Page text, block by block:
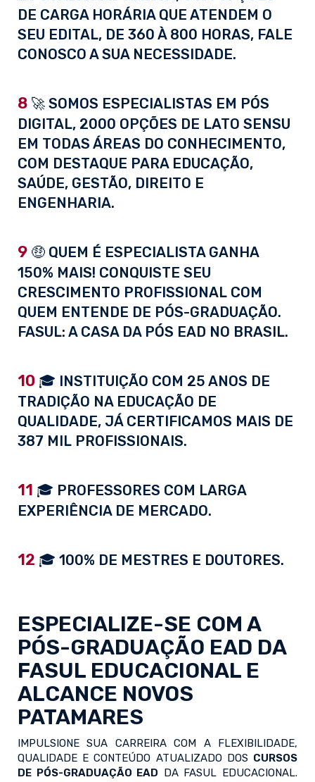
DE CARGA HORÁRIA QUE ATENDEM O
SEU EDITAL, DE 360 À 800 HORAS, FALE
CONOSCO A SUA NECESSIDADE.
8 🚀 SOMOS ESPECIALISTAS EM PÓS
DIGITAL, 2000 OPÇÕES DE LATO SENSU
EM TODAS ÁREAS DO CONHECIMENTO,
COM DESTAQUE PARA EDUCAÇÃO,
SAÚDE, GESTÃO, DIREITO E
ENGENHARIA.
9 🤑 QUEM É ESPECIALISTA GANHA
150% MAIS! CONQUISTE SEU
CRESCIMENTO PROFISSIONAL COM
QUEM ENTENDE DE PÓS-GRADUAÇÃO.
FASUL: A CASA DA PÓS EAD NO BRASIL.
10 🎓 INSTITUIÇÃO COM 25 ANOS DE
TRADIÇÃO NA EDUCAÇÃO DE
QUALIDADE, JÁ CERTIFICAMOS MAIS DE
387 MIL PROFISSIONAIS.
11 🎓 PROFESSORES COM LARGA
EXPERIÊNCIA DE MERCADO.
12 🎓 100% DE MESTRES E DOUTORES.
ESPECIALIZE-SE COM A
PÓS-GRADUAÇÃO EAD DA
FASUL EDUCACIONAL E
ALCANCE NOVOS
PATAMARES
IMPULSIONE SUA CARREIRA COM A FLEXIBILIDADE,
QUALIDADE E CONTEÚDO ATUALIZADO DOS CURSOS
DE PÓS-GRADUAÇÃO EAD DA FASUL EDUCACIONAL.